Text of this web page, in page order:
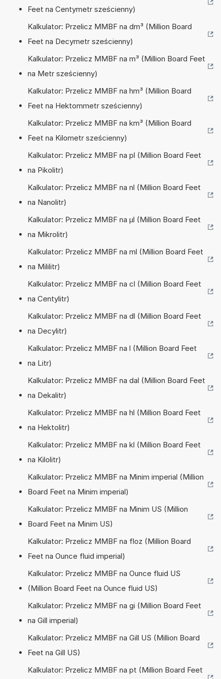
Feet na Centymetr sześcienny)
Kalkulator: Przelicz MMBF na dm³ (Million Board
Feet na Decymetr sześcienny)
Kalkulator: Przelicz MMBF na m³ (Million Board Feet
na Metr sześcienny)
Kalkulator: Przelicz MMBF na hm³ (Million Board
Feet na Hektommetr sześcienny)
Kalkulator: Przelicz MMBF na km³ (Million Board
Feet na Kilometr sześcienny)
Kalkulator: Przelicz MMBF na pl (Million Board Feet
na Pikolitr)
Kalkulator: Przelicz MMBF na nl (Million Board Feet
na Nanolitr)
Kalkulator: Przelicz MMBF na µl (Million Board Feet
na Mikrolitr)
Kalkulator: Przelicz MMBF na ml (Million Board Feet
na Mililitr)
Kalkulator: Przelicz MMBF na cl (Million Board Feet
na Centylitr)
Kalkulator: Przelicz MMBF na dl (Million Board Feet
na Decylitr)
Kalkulator: Przelicz MMBF na l (Million Board Feet
na Litr)
Kalkulator: Przelicz MMBF na dal (Million Board Feet
na Dekalitr)
Kalkulator: Przelicz MMBF na hl (Million Board Feet
na Hektolitr)
Kalkulator: Przelicz MMBF na kl (Million Board Feet
na Kilolitr)
Kalkulator: Przelicz MMBF na Minim imperial (Million
Board Feet na Minim imperial)
Kalkulator: Przelicz MMBF na Minim US (Million
Board Feet na Minim US)
Kalkulator: Przelicz MMBF na floz (Million Board
Feet na Ounce fluid imperial)
Kalkulator: Przelicz MMBF na Ounce fluid US
(Million Board Feet na Ounce fluid US)
Kalkulator: Przelicz MMBF na gi (Million Board Feet
na Gill imperial)
Kalkulator: Przelicz MMBF na Gill US (Million Board
Feet na Gill US)
Kalkulator: Przelicz MMBF na pt (Million Board Feet